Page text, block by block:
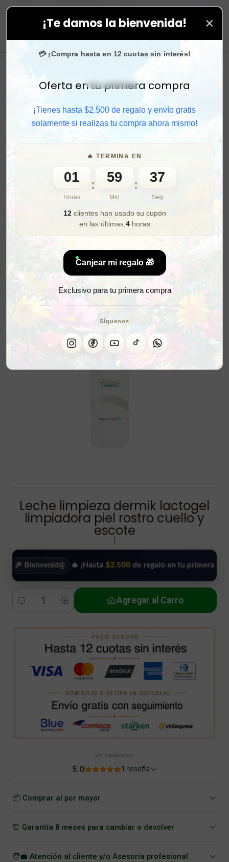
¡Te damos la bienvenida! ×
💳 ¡Compra hasta en 12 cuotas sin interés!
Activar sonido
Oferta en tu primera compra
¡Tienes hasta $2.500 de regalo y envío gratis
solamente si realizas tu compra ahora mismo!
🔥 TERMINA EN
01
Horas
: 59
Min
: 35
Seg
12clientes han usado su cupón
en las últimas 4horas
Canjear mi regalo 🎁
Exclusivo para tu primera compra
Síguenos
compras. ⚡ Compra rápido y aprovecha. 💙
Leche limpieza dermik lactogel
limpiadora piel rostro cuello y
escote
🔥 ¡Hasta$2.500de regalo en tu primera compra!
Cantidad
Agregar al Carro
Ver condiciones
5.0 1 reseña
📦 Comprar al por mayor
⏰ Garantía 8 meses para cambiar o devolver
🧑‍💼 Atención al cliente y/o Asesoría profesional